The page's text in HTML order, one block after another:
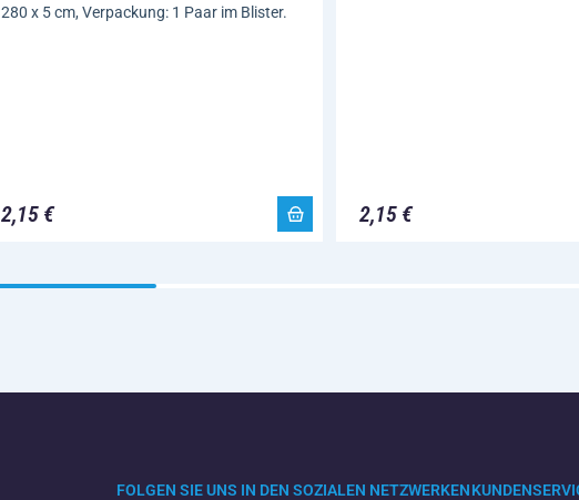
280 x 5 cm, Verpackung: 1 Paar im Blister.
2,15 € 2,15 €
FOLGEN SIE UNS IN DEN SOZIALEN NETZWERKEN